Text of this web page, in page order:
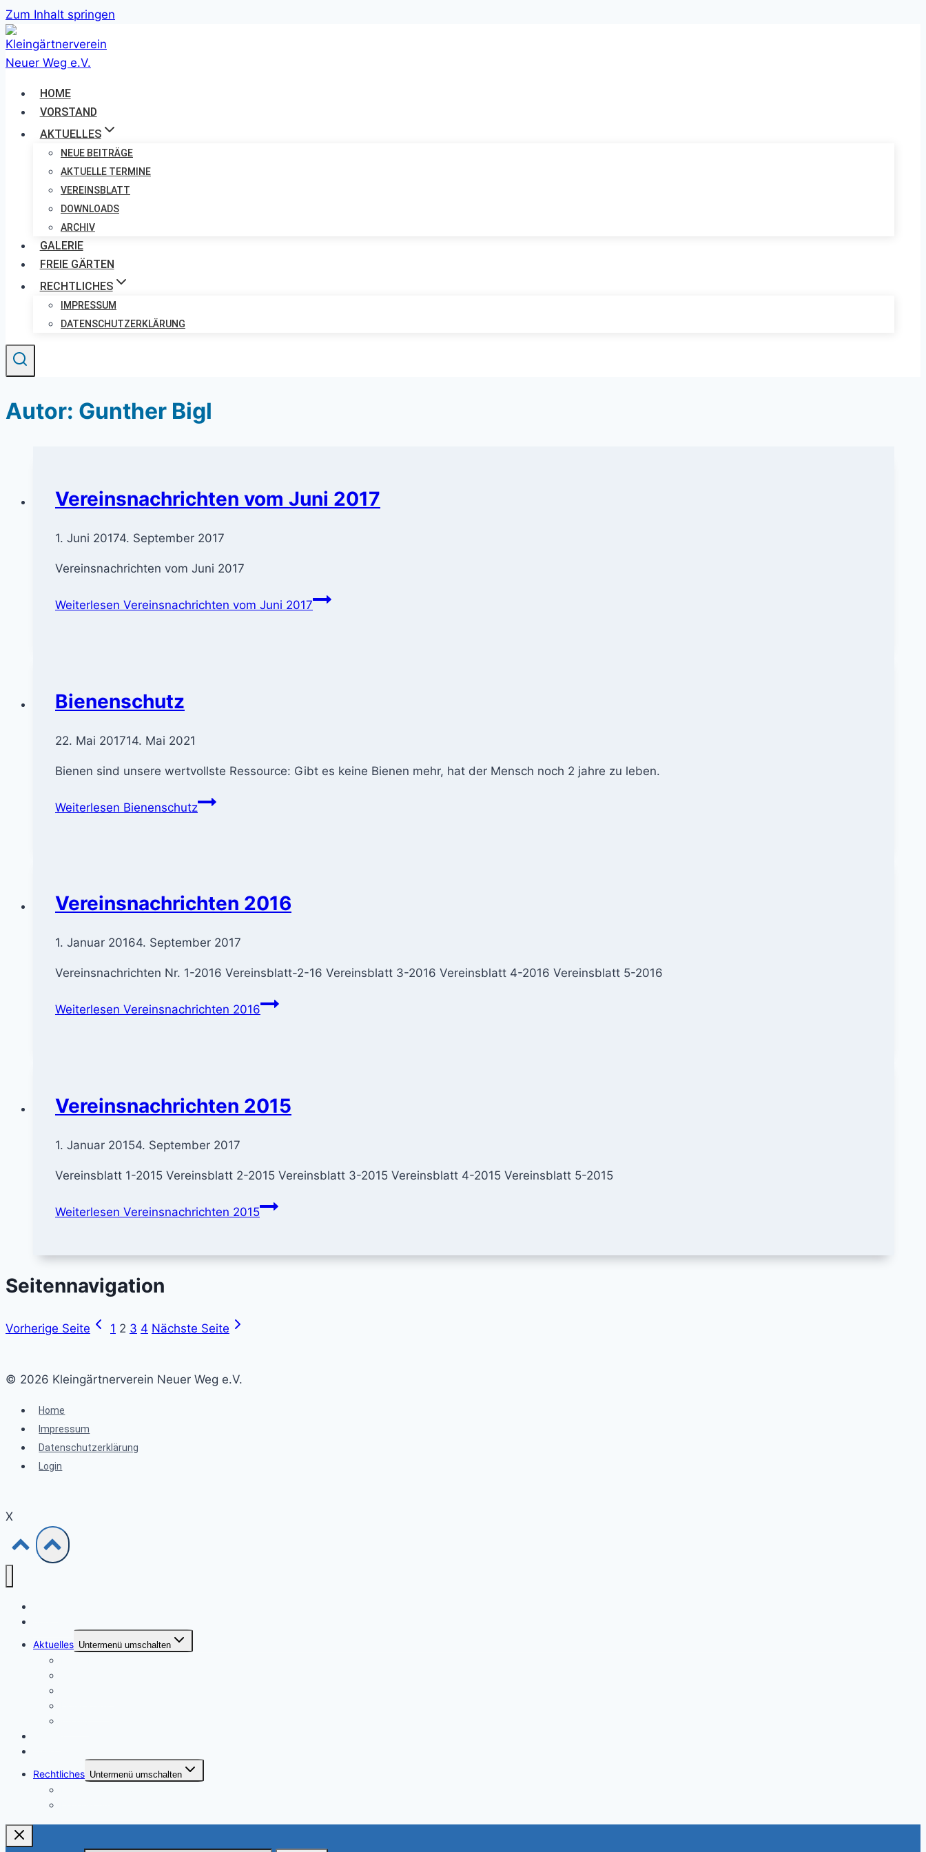
Zum Inhalt springen
HOME
VORSTAND
AKTUELLES
NEUE BEITRÄGE
AKTUELLE TERMINE
VEREINSBLATT
DOWNLOADS
ARCHIV
GALERIE
FREIE GÄRTEN
RECHTLICHES
IMPRESSUM
DATENSCHUTZERKLÄRUNG
Autor: Gunther Bigl
Vereinsnachrichten vom Juni 2017
1. Juni 20174. September 2017
Vereinsnachrichten vom Juni 2017
Weiterlesen Vereinsnachrichten vom Juni 2017
Bienenschutz
22. Mai 201714. Mai 2021
Bienen sind unsere wertvollste Ressource: Gibt es keine Bienen mehr, hat der Mensch noch 2 jahre zu leben.
Weiterlesen Bienenschutz
Vereinsnachrichten 2016
1. Januar 20164. September 2017
Vereinsnachrichten Nr. 1-2016 Vereinsblatt-2-16 Vereinsblatt 3-2016 Vereinsblatt 4-2016 Vereinsblatt 5-2016
Weiterlesen Vereinsnachrichten 2016
Vereinsnachrichten 2015
1. Januar 20154. September 2017
Vereinsblatt 1-2015 Vereinsblatt 2-2015 Vereinsblatt 3-2015 Vereinsblatt 4-2015 Vereinsblatt 5-2015
Weiterlesen Vereinsnachrichten 2015
Seitennavigation
Vorherige Seite 1 2 3 4 Nächste Seite
© 2026 Kleingärtnerverein Neuer Weg e.V.
Home
Impressum
Datenschutzerklärung
Login
X
Aktuelles Untermenü umschalten
Rechtliches Untermenü umschalten